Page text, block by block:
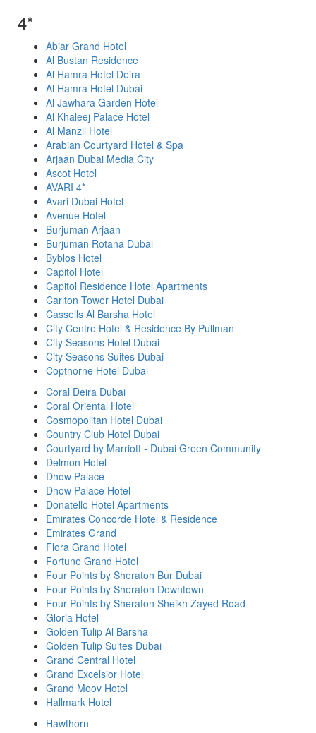
4*
Abjar Grand Hotel
Al Bustan Residence
Al Hamra Hotel Deira
Al Hamra Hotel Dubai
Al Jawhara Garden Hotel
Al Khaleej Palace Hotel
Al Manzil Hotel
Arabian Courtyard Hotel & Spa
Arjaan Dubai Media City
Ascot Hotel
AVARI 4*
Avari Dubai Hotel
Avenue Hotel
Burjuman Arjaan
Burjuman Rotana Dubai
Byblos Hotel
Capitol Hotel
Capitol Residence Hotel Apartments
Carlton Tower Hotel Dubai
Cassells Al Barsha Hotel
City Centre Hotel & Residence By Pullman
City Seasons Hotel Dubai
City Seasons Suites Dubai
Copthorne Hotel Dubai
Coral Deira Dubai
Coral Oriental Hotel
Cosmopolitan Hotel Dubai
Country Club Hotel Dubai
Courtyard by Marriott - Dubai Green Community
Delmon Hotel
Dhow Palace
Dhow Palace Hotel
Donatello Hotel Apartments
Emirates Concorde Hotel & Residence
Emirates Grand
Flora Grand Hotel
Fortune Grand Hotel
Four Points by Sheraton Bur Dubai
Four Points by Sheraton Downtown
Four Points by Sheraton Sheikh Zayed Road
Gloria Hotel
Golden Tulip Al Barsha
Golden Tulip Suites Dubai
Grand Central Hotel
Grand Excelsior Hotel
Grand Moov Hotel
Hallmark Hotel
Hawthorn